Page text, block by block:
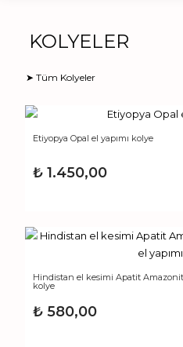
KOLYELER
➤ Tüm Kolyeler
Etiyopya Opal el yapımı kolye
₺ 1.450,00
Hindistan el kesimi Apatit
kolye
₺ 580,00